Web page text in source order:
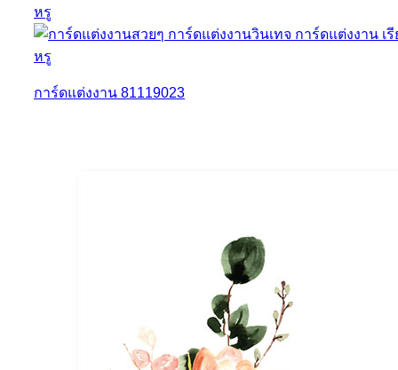
การ์ดแต่งงาน 81119023